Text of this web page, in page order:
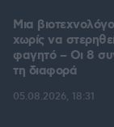
Μια
χωρίς να
φαγητό – Οι 8
τη διαφορά
05.08.2026, 18:31